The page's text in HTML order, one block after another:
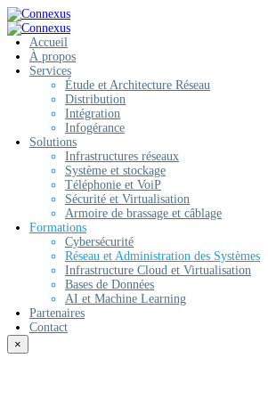
Accueil
À propos
Services
Étude et Architecture Réseau
Distribution
Intégration
Infogérance
Solutions
Infrastructures réseaux
Système et stockage
Téléphonie et VoiP
Sécurité et Virtualisation
Armoire de brassage et câblage
Formations
Cybersécurité
Réseau et Administration des Systèmes
Infrastructure Cloud et Virtualisation
Bases de Données
AI et Machine Learning
Partenaires
Contact
×